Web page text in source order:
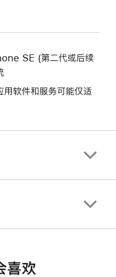
SE (第二代或后续
用软件和服务可能仅适
喜欢